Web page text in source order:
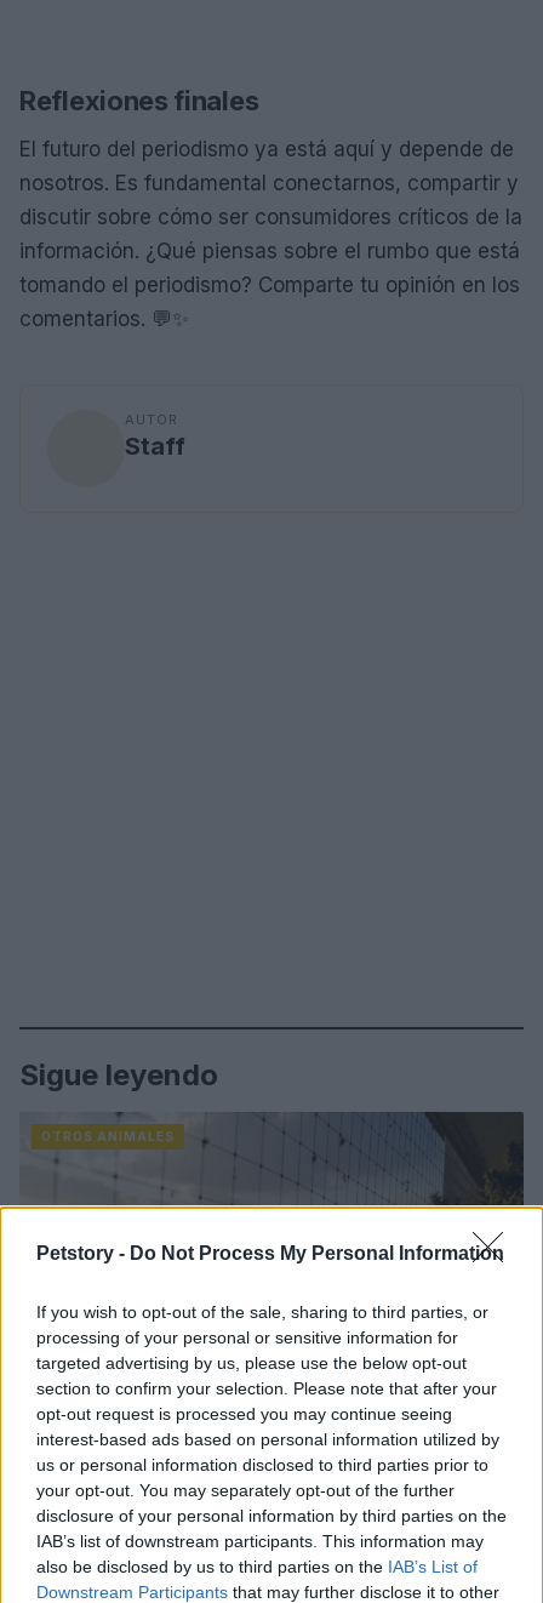
Petstory - Do Not Process My Personal Information
If you wish to opt-out of the sale, sharing to third parties, or
processing of your personal or sensitive information for
targeted advertising by us, please use the below opt-out
section to confirm your selection. Please note that after your
opt-out request is processed you may continue seeing
interest-based ads based on personal information utilized by
us or personal information disclosed to third parties prior to
your opt-out. You may separately opt-out of the further
disclosure of your personal information by third parties on the
IAB’s list of downstream participants. This information may
also be disclosed by us to third parties on the IAB’s List of
Downstream Participants that may further disclose it to other
Reflexiones finales
El futuro del periodismo ya está aquí y depende de
nosotros. Es fundamental conectarnos, compartir y
discutir sobre cómo ser consumidores críticos de la
información. ¿Qué piensas sobre el rumbo que está
tomando el periodismo? Comparte tu opinión en los
comentarios. 💬✨
AUTOR
Staff
Sigue leyendo
OTROS ANIMALES
Métodos éticos para disuadir palomas urbanas sin
dañarlas
Javier Ortega · 5 Ago 2026